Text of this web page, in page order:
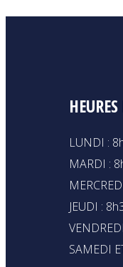
LUNDI :
MARDI :
JEUDI :
SAMEDI